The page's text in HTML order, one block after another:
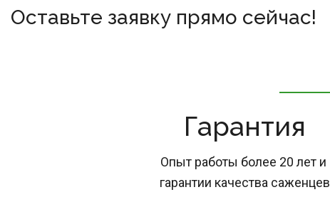
Оставьте заявку прямо сейчас!
Гарантия
Опыт работы более 20 лет и
гарантии качества саженцев